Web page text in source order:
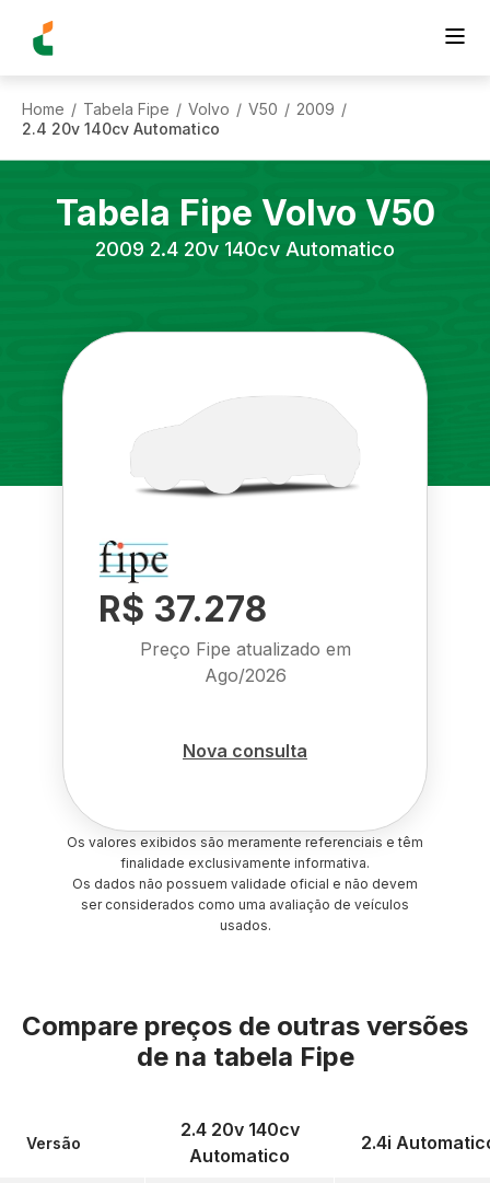
Home / Tabela Fipe / Volvo / V50 / 2009 /
2.4 20v 140cv Automatico
Tabela Fipe Volvo V50
2009 2.4 20v 140cv Automatico
R$ 37.278
Preço Fipe atualizado em
Ago/2026
Nova consulta
Os valores exibidos são meramente referenciais e têm
finalidade exclusivamente informativa.
Os dados não possuem validade oficial e não devem
ser considerados como uma avaliação de veículos
usados.
Compare preços de outras versões
de na tabela Fipe
Versão
2.4 20v 140cv
Automatico
2.4i